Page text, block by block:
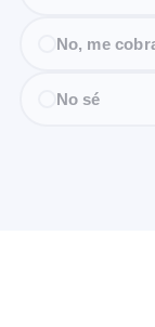
No, me
No sé